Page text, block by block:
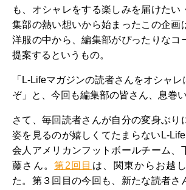
も、オシャレをする楽しみを届けたい
集部の熱い想いから始まったこの企画
洋服の中から、編集部がぴったりなコ
提案するというもの。
「L-Lifeマガジンの読者さんをオシャレ
ぞ」と、今回も編集部の皆さん、息巻
さて、毎回読者さんが自分の変身ぶり
姿を見るのが嬉しくてたまらないL-
会人アメリカンフットボールチーム、
藤さん。第2回目 は、関東からお越
た。第３回目の今回も、新たな読者さ